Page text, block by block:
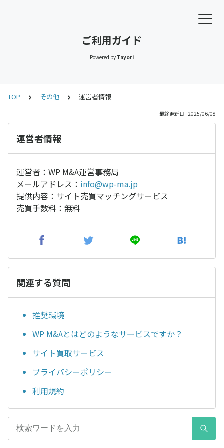
ご利用ガイド
Powered by Tayori
TOP その他 運営者情報
最終更新日 : 2025/06/08
運営者情報
運営者：WP M&A運営事務局
メールアドレス： info@wp-ma.jp
提供内容：サイト売買マッチングサービス
売買手数料：無料
関連する質問
推奨環境
WP M&Aとはどのようなサービスですか？
サイト買取サービス
プライバシーポリシー
利用規約